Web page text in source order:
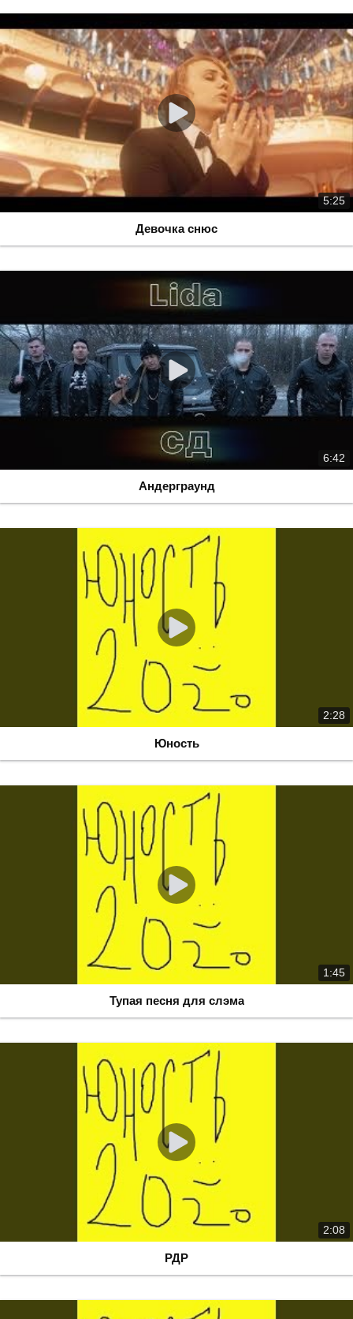
5:25
Девочка снюс
6:42
Андерграунд
2:28
Юность
1:45
Тупая песня для слэма
2:08
РДР